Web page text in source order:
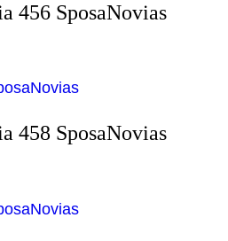
456 SposaNovias
458 SposaNovias